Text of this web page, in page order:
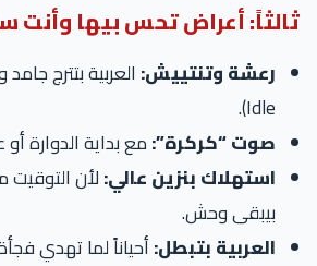
أعراض تحس بيها وأنت
رعشة وتنتييش:
Idle).
صوت “كركرة”:مع بداية الدوارة أو عند
استهلاك بنزين عالي:لأن التوقيت
بيبقى وحش.
العربية بتبطل:أحياناً لما تهدي فجأة،